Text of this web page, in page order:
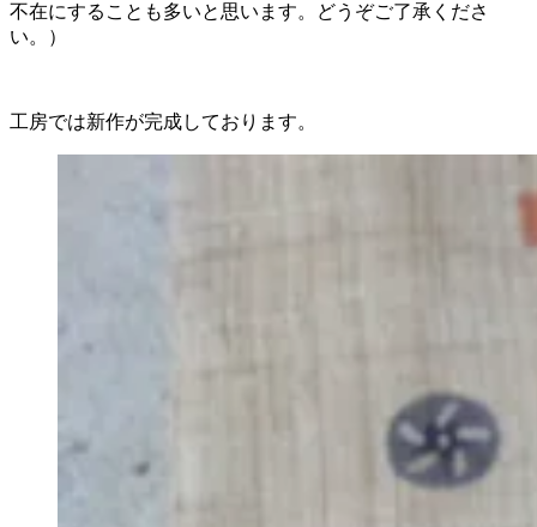
不在にすることも多いと思います。どうぞご了承くださ
い。）
工房では新作が完成しております。